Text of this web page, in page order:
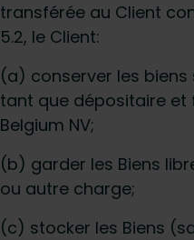
transférée au Client
5.2, le Client:
(a) conserver les
tant que dépositaire et
Belgium NV;
(b) garder les Biens
ou autre charge;
(c) stocker les Biens